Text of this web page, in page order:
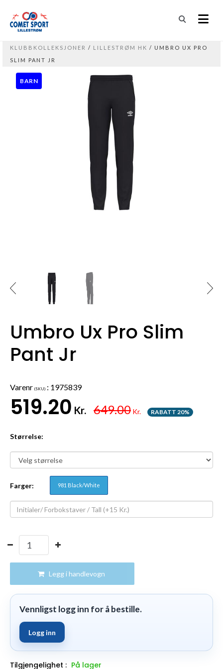
KLUBBKOLLEKSJONER / LILLESTRØM HK / UMBRO UX PRO
SLIM PANT JR
BARN
Umbro Ux Pro Slim
Pant Jr
Varenr (SKU) : 1975839
519.20 Kr. 649.00 Kr. RABATT 20%
Størrelse:
Farger: 981 Black/White
Legg i handlevogn
Vennligst logg inn for å bestille.
Logg inn
Tilgjengelighet : På lager